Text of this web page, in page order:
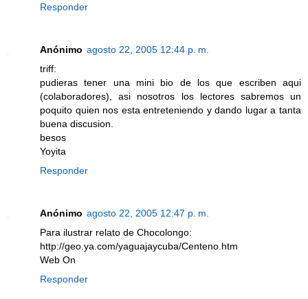
Responder
Anónimo agosto 22, 2005 12:44 p. m.
triff:
pudieras tener una mini bio de los que escriben aqui
(colaboradores), asi nosotros los lectores sabremos un
poquito quien nos esta entreteniendo y dando lugar a tanta
buena discusion.
besos
Yoyita
Responder
Anónimo agosto 22, 2005 12:47 p. m.
Para ilustrar relato de Chocolongo:
http://geo.ya.com/yaguajaycuba/Centeno.htm
Web On
Responder